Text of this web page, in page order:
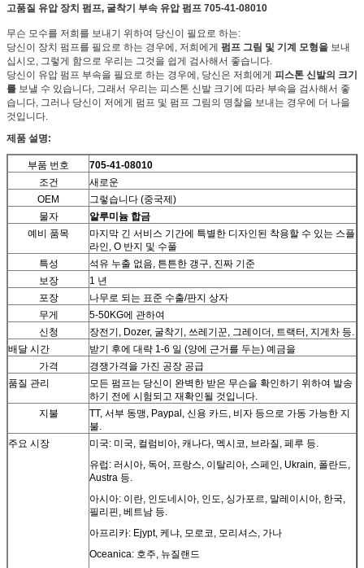
고품질 유압 장치 펌프, 굴착기 부속 유압 펌프 705-41-08010
무슨 모수를 저희를 보내기 위하여 당신이 필요로 하는:
당신이 장치 펌프를 필요로 하는 경우에, 저희에게 펌프 그림 및 기계 모형을 보내
십시오, 그렇게 함으로 우리는 그것을 쉽게 검사해서 좋습니다.
당신이 유압 펌프 부속을 필요로 하는 경우에, 당신은 저희에게 피스톤 신발의 크기
를 보낼 수 있습니다, 그래서 우리는 피스톤 신발 크기에 따라 부속을 검사해서 좋
습니다, 그러나 당신이 저에게 펌프 및 펌프 그림의 명찰을 보내는 경우에 더 나을
것입니다.
제품 설명:
부품 번호
705-41-08010
조건
새로운
OEM
그렇습니다 (중국제)
물자
알루미늄 합금
예비 품목
마지막 긴 서비스 기간에 특별한 디자인된 착용할 수 있는 스플
라인, O 반지 및 수풀
특성
석유 누출 없음, 튼튼한 갱구, 진짜 기준
보장
1 년
포장
나무로 되는 표준 수출/판지 상자
무게
5-50KG에 관하여
신청
장전기, Dozer, 굴착기, 쓰레기꾼, 그레이더, 트랙터, 지게차 등.
배달 시간
받기 후에 대략 1-6 일 (양에 근거를 두는) 예금을
가격
경쟁가격을 가진 공장 공급
품질 관리
모든 펌프는 당신이 완벽한 받은 무슨을 확인하기 위하여 발송
하기 전에 시험되고 재확인될 것입니다.
지불
TT, 서부 동맹, Paypal, 신용 카드, 비자 등으로 가동 가능한 지
불.
주요 시장
미국: 미국, 컬럼비아, 캐나다, 멕시코, 브라질, 페루 등.
유럽: 러시아, 독어, 프랑스, 이탈리아, 스페인, Ukrain, 폴란드,
Austra 등.
아시아: 이란, 인도네시아, 인도, 싱가포르, 말레이시아, 한국,
필리핀, 베트남 등.
아프리카: Ejypt, 케냐, 모로코, 모리셔스, 가나
Oceanica: 호주, 뉴질랜드